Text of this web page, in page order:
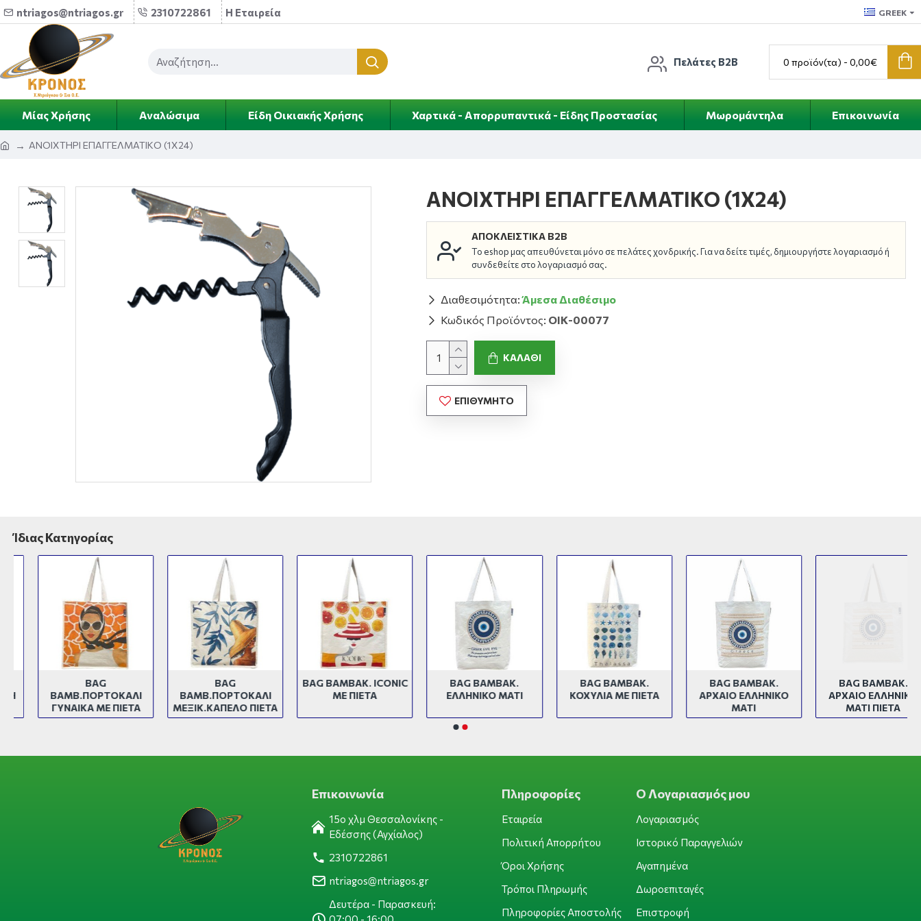
ntriagos@ntriagos.gr 2310722861 Η Εταιρεία GREEK
Πελάτες B2B 0 προϊόν(τα) - 0,00€
Μίας Χρήσης Αναλώσιμα Είδη Οικιακής Χρήσης Χαρτικά - Απορρυπαντικά - Είδης Προστασίας Μωρομάντηλα Επικοινωνία
ΑΝΟΙΧΤΗΡΙ ΕΠΑΓΓΕΛΜΑΤΙΚΟ (1Χ24)
ΑΝΟΙΧΤΗΡΙ ΕΠΑΓΓΕΛΜΑΤΙΚΟ (1Χ24)
ΑΠΟΚΛΕΙΣΤΙΚΆ B2B
Το eshop μας απευθύνεται μόνο σε πελάτες χονδρικής. Για να δείτε τιμές, δημιουργήστε λογαριασμό ή
συνδεθείτε στο λογαριασμό σας.
Διαθεσιμότητα: Άμεσα Διαθέσιμο
Κωδικός Προϊόντος: ΟΙΚ-00077
ΚΑΛΆΘΙ
ΕΠΙΘΥΜΗΤΌ
Ίδιας Κατηγορίας
ΒΑΜΒ.ΠΟΡΤΟΚΑΛΙ
ΓΥΝΑΙΚΑ ΜΕ ΠΙΕΤΑ
ΒΑΜΒ.ΠΟΡΤΟΚΑΛΙ
ΜΕΞΙΚ.ΚΑΠΕΛΟ ΠΙΕΤΑ
BAG ΒΑΜΒΑΚ. ICONIC
ΜΕ ΠΙΕΤΑ
BAG ΒΑΜΒΑΚ.
ΕΛΛΗΝΙΚΟ ΜΑΤΙ
BAG ΒΑΜΒΑΚ.
ΚΟΧΥΛΙΑ ΜΕ ΠΙΕΤΑ
BAG BAMBAK.
ΑΡΧΑΙΟ ΕΛΛΗΝΙΚΟ
ΜΑΤΙ
BAG BAMBAK.
ΑΡΧΑΙΟ ΕΛΛΗΝΙΚΟ
ΜΑΤΙ ΠΙΕΤΑ
Επικοινωνία
15ο χλμ Θεσσαλονίκης -
Εδέσσης (Αγχίαλος)
2310722861
ntriagos@ntriagos.gr
Δευτέρα - Παρασκευή:
Πληροφορίες
Εταιρεία
Πολιτική Απορρήτου
Όροι Χρήσης
Τρόποι Πληρωμής
Πληροφορίες Αποστολής
Ο Λογαριασμός μου
Λογαριασμός
Ιστορικό Παραγγελιών
Αγαπημένα
Δωροεπιταγές
Επιστροφή